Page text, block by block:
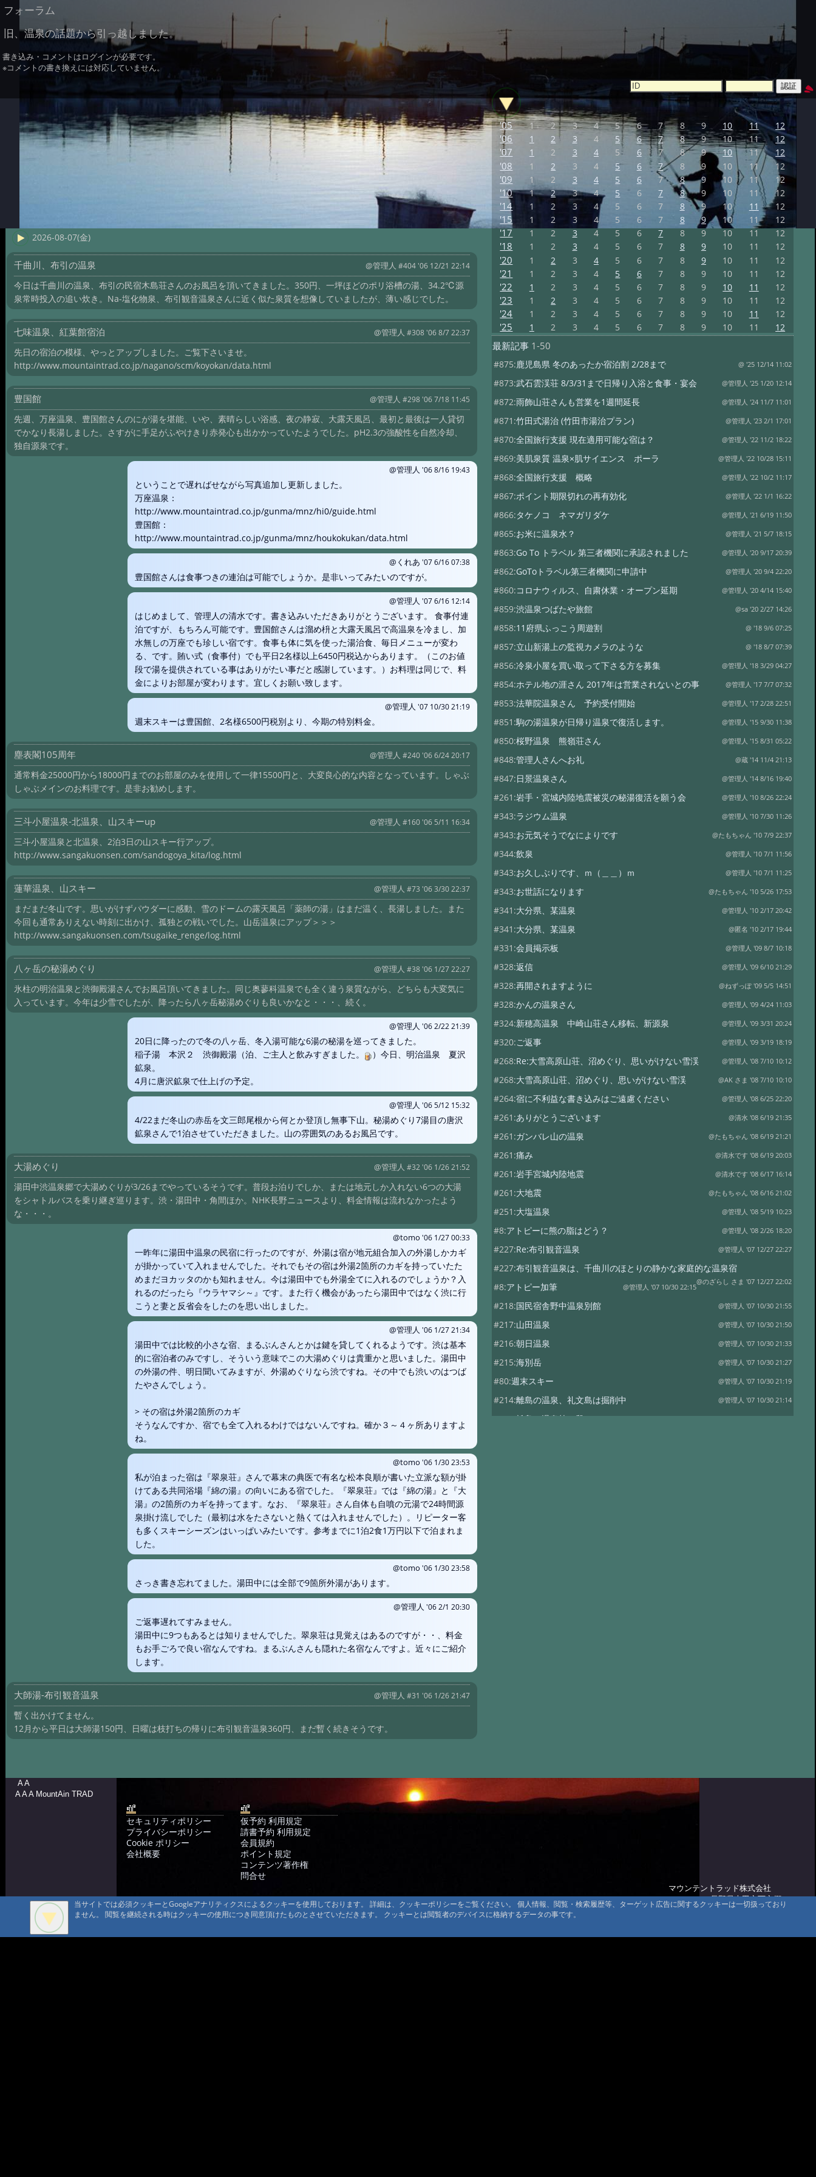
フォーラム
旧、温泉の話題から引っ越しました。
書き込み・コメントはログインが必要です。
※コメントの書き換えには対応していません。
2026-08-07(金)
千曲川、布引の温泉 @管理人 #404 '06 12/21 22:14
今日は千曲川の温泉、布引の民宿木島荘さんのお風呂を頂いてきました。350円、一坪ほどのポリ浴槽の湯、34.2℃源
泉常時投入の追い炊き。Na-塩化物泉、布引観音温泉さんに近く似た泉質を想像していましたが、薄い感じでした。
七味温泉、紅葉館宿泊 @管理人 #308 '06 8/7 22:37
先日の宿泊の模様、やっとアップしました。ご覧下さいませ。
http://www.mountaintrad.co.jp/nagano/scm/koyokan/data.html
豊国館 @管理人 #298 '06 7/18 11:45
先週、万座温泉、豊国館さんのにが湯を堪能、いや、素晴らしい浴感、夜の静寂、大露天風呂、最初と最後は一人貸切
でかなり長湯しました。さすがに手足がふやけきり赤発心も出かかっていたようでした。pH2.3の強酸性を自然冷却、
独自源泉です。
@管理人 '06 8/16 19:43
ということで遅ればせながら写真追加し更新しました。
万座温泉：
http://www.mountaintrad.co.jp/gunma/mnz/hi0/guide.html
豊国館：
http://www.mountaintrad.co.jp/gunma/mnz/houkokukan/data.html
@くれあ '07 6/16 07:38
豊国館さんは食事つきの連泊は可能でしょうか。是非いってみたいのですが。
@管理人 '07 6/16 12:14
はじめまして、管理人の清水です。書き込みいただきありがとうございます。 食事付連
泊ですが、もちろん可能です。豊国館さんは溜め枡と大露天風呂で高温泉を冷まし、加
水無しの万座でも珍しい宿です。食事も体に気を使った湯治食、毎日メニューが変わ
る、です。賄い式（食事付）でも平日2名様以上6450円税込からあります。（このお値
段で湯を提供されている事はありがたい事だと感謝しています。）お料理は同じで、料
金によりお部屋が変わります。宜しくお願い致します。
@管理人 '07 10/30 21:19
週末スキーは豊国館、2名様6500円税別より、今期の特別料金。
塵表閣105周年 @管理人 #240 '06 6/24 20:17
通常料金25000円から18000円までのお部屋のみを使用して一律15500円と、大変良心的な内容となっています。しゃぶ
しゃぶメインのお料理です。是非お勧めします。
三斗小屋温泉-北温泉、山スキーup @管理人 #160 '06 5/11 16:34
三斗小屋温泉と北温泉、2泊3日の山スキー行アップ。
http://www.sangakuonsen.com/sandogoya_kita/log.html
蓮華温泉、山スキー @管理人 #73 '06 3/30 22:37
まだまだ冬山です。思いがけずパウダーに感動、雪のドームの露天風呂「薬師の湯」はまだ温く、長湯しました。また
今回も通常ありえない時刻に出かけ、孤独との戦いでした。山岳温泉にアップ＞＞＞
http://www.sangakuonsen.com/tsugaike_renge/log.html
八ヶ岳の秘湯めぐり @管理人 #38 '06 1/27 22:27
氷柱の明治温泉と渋御殿湯さんでお風呂頂いてきました。同じ奥蓼科温泉でも全く違う泉質ながら、どちらも大変気に
入っています。今年は少雪でしたが、降ったら八ヶ岳秘湯めぐりも良いかなと・・・、続く。
@管理人 '06 2/22 21:39
20日に降ったので冬の八ヶ岳、冬入湯可能な6湯の秘湯を巡ってきました。
稲子湯 本沢２ 渋御殿湯（泊、ご主人と飲みすぎました。
）今日、明治温泉 夏沢
鉱泉。
4月に唐沢鉱泉で仕上げの予定。
@管理人 '06 5/12 15:32
4/22まだ冬山の赤岳を文三郎尾根から何とか登頂し無事下山。秘湯めぐり7湯目の唐沢
鉱泉さんで1泊させていただきました。山の雰囲気のあるお風呂です。
大湯めぐり @管理人 #32 '06 1/26 21:52
湯田中渋温泉郷で大湯めぐりが3/26までやっているそうです。普段お泊りでしか、または地元しか入れない6つの大湯
をシャトルバスを乗り継ぎ巡ります。渋・湯田中・角間ほか。NHK長野ニュースより、料金情報は流れなかったよう
な・・・。
@tomo '06 1/27 00:33
一昨年に湯田中温泉の民宿に行ったのですが、外湯は宿が地元組合加入の外湯しかカギ
が掛かっていて入れませんでした。それでもその宿は外湯2箇所のカギを持っていたた
めまだヨカッタのかも知れません。今は湯田中でも外湯全てに入れるのでしょうか？入
れるのだったら『ウラヤマシ～』です。また行く機会があったら湯田中ではなく渋に行
こうと妻と反省会をしたのを思い出しました。
@管理人 '06 1/27 21:34
湯田中では比較的小さな宿、まるぶんさんとかは鍵を貸してくれるようです。渋は基本
的に宿泊者のみですし、そういう意味でこの大湯めぐりは貴重かと思いました。湯田中
の外湯の件、明日聞いてみますが、外湯めぐりなら渋ですね。その中でも渋いのはつば
たやさんでしょう。
> その宿は外湯2箇所のカギ
そうなんですか、宿でも全て入れるわけではないんですね。確か３～４ヶ所ありますよ
ね。
@tomo '06 1/30 23:53
私が泊まった宿は『翠泉荘』さんで幕末の典医で有名な松本良順が書いた立派な額が掛
けてある共同浴場『綿の湯』の向いにある宿でした。『翠泉荘』では『綿の湯』と『大
湯』の2箇所のカギを持ってます。なお、『翠泉荘』さん自体も自噴の元湯で24時間源
泉掛け流しでした（最初は水をたさないと熱くては入れませんでした）。リピーター客
も多くスキーシーズンはいっぱいみたいです。参考までに1泊2食1万円以下で泊まれま
した。
@tomo '06 1/30 23:58
さっき書き忘れてました。湯田中には全部で9箇所外湯があります。
@管理人 '06 2/1 20:30
ご返事遅れてすみません。
湯田中に9つもあるとは知りませんでした。翠泉荘は見覚えはあるのですが・・、料金
もお手ごろで良い宿なんですね。まるぶんさんも隠れた名宿なんですよ。近々にご紹介
します。
大師湯-布引観音温泉 @管理人 #31 '06 1/26 21:47
暫く出かけてません。
12月から平日は大師湯150円、日曜は枝打ちの帰りに布引観音温泉360円、まだ暫く続きそうです。
'05 1 2 3 4 5 6 7 8 9 10 11 12
'06 1 2 3 4 5 6 7 8 9 10 11 12
'07 1 2 3 4 5 6 7 8 9 10 11 12
'08 1 2 3 4 5 6 7 8 9 10 11 12
'09 1 2 3 4 5 6 7 8 9 10 11 12
'10 1 2 3 4 5 6 7 8 9 10 11 12
'14 1 2 3 4 5 6 7 8 9 10 11 12
'15 1 2 3 4 5 6 7 8 9 10 11 12
'17 1 2 3 4 5 6 7 8 9 10 11 12
'18 1 2 3 4 5 6 7 8 9 10 11 12
'20 1 2 3 4 5 6 7 8 9 10 11 12
'21 1 2 3 4 5 6 7 8 9 10 11 12
'22 1 2 3 4 5 6 7 8 9 10 11 12
'23 1 2 3 4 5 6 7 8 9 10 11 12
'24 1 2 3 4 5 6 7 8 9 10 11 12
'25 1 2 3 4 5 6 7 8 9 10 11 12
最新記事1-50
#875:鹿児島県 冬のあったか宿泊割 2/28まで @ '25 12/14 11:02
#873:武石雲渓荘 8/3/31まで日帰り入浴と食事・宴会 @管理人 '25 1/20 12:14
#872:雨飾山荘さんも営業を1週間延長 @管理人 '24 11/7 11:01
#871:竹田式湯治 (竹田市湯治プラン) @管理人 '23 2/1 17:01
#870:全国旅行支援 現在適用可能な宿は？ @管理人 '22 11/2 18:22
#869:美肌泉質 温泉×肌サイエンス ポーラ @管理人 '22 10/28 15:11
#868:全国旅行支援 概略 @管理人 '22 10/2 11:17
#867:ポイント期限切れの再有効化 @管理人 '22 1/1 16:22
#866:タケノコ ネマガリダケ @管理人 '21 6/19 11:50
#865:お米に温泉水？ @管理人 '21 5/7 18:15
#863:Go To トラベル 第三者機関に承認されました @管理人 '20 9/17 20:39
#862:GoToトラベル第三者機関に申請中 @管理人 '20 9/4 22:20
#860:コロナウィルス、自粛休業・オープン延期 @管理人 '20 4/14 15:40
#859:渋温泉つばたや旅館 @sa '20 2/27 14:26
#858:11府県ふっこう周遊割 @ '18 9/6 07:25
#857:立山新湯上の監視カメラのような @ '18 8/7 07:39
#856:冷泉小屋を買い取って下さる方を募集 @管理人 '18 3/29 04:27
#854:ホテル地の涯さん 2017年は営業されないとの事 @管理人 '17 7/7 07:32
#853:法華院温泉さん 予約受付開始 @管理人 '17 2/28 22:51
#851:駒の湯温泉が日帰り温泉で復活します。 @管理人 '15 9/30 11:38
#850:桜野温泉 熊嶺荘さん @管理人 '15 8/31 05:22
#848:管理人さんへお礼 @蔵 '14 11/4 21:13
#847:日景温泉さん @管理人 '14 8/16 19:40
#261:岩手・宮城内陸地震被災の秘湯復活を願う会 @管理人 '10 8/26 22:24
#343:ラジウム温泉 @管理人 '10 7/30 11:26
#343:お元気そうでなによりです @たもちゃん '10 7/9 22:37
#344:飲泉 @管理人 '10 7/1 11:56
#343:お久しぶりです、ｍ（＿＿）ｍ @管理人 '10 7/1 11:25
#343:お世話になります @たもちゃん '10 5/26 17:53
#341:大分県、某温泉 @管理人 '10 2/17 20:42
#341:大分県、某温泉 @匿名 '10 2/17 19:44
#331:会員掲示板 @管理人 '09 8/7 10:18
#328:返信 @管理人 '09 6/10 21:29
#328:再開されますように @ねずっぽ '09 5/5 14:51
#328:かんの温泉さん @管理人 '09 4/24 11:03
#324:新穂高温泉 中崎山荘さん移転、新源泉 @管理人 '09 3/31 20:24
#320:ご返事 @管理人 '09 3/19 18:19
#268:Re:大雪高原山荘、沼めぐり、思いがけない雪渓 @管理人 '08 7/10 10:12
#268:大雪高原山荘、沼めぐり、思いがけない雪渓 @AK さま '08 7/10 10:10
#264:宿に不利益な書き込みはご遠慮ください @管理人 '08 6/25 22:20
#261:ありがとうございます @清水 '08 6/19 21:35
#261:ガンバレ山の温泉 @たもちゃん '08 6/19 21:21
#261:痛み @清水です '08 6/19 20:03
#261:岩手宮城内陸地震 @清水です '08 6/17 16:14
#261:大地震 @たもちゃん '08 6/16 21:02
#251:大塩温泉 @管理人 '08 5/19 10:23
#8:アトピーに熊の脂はどう？ @管理人 '08 2/26 18:20
#227:Re:布引観音温泉 @管理人 '07 12/27 22:27
#227:布引観音温泉は、千曲川のほとりの静かな家庭的な温泉宿
@のざらし さま '07 12/27 22:02
#8:アトピー加筆 @管理人 '07 10/30 22:15
#218:国民宿舎野中温泉別館 @管理人 '07 10/30 21:55
#217:山田温泉 @管理人 '07 10/30 21:50
#216:朝日温泉 @管理人 '07 10/30 21:33
#215:海別岳 @管理人 '07 10/30 21:27
#80:週末スキー @管理人 '07 10/30 21:19
#214:離島の温泉、礼文島は掘削中 @管理人 '07 10/30 21:14
#213:離島の温泉第一段
#12:湯田中外湯２ @tomo '06 1/30 23:58
湯田中外湯
@管理人 '06 1/26 21:47
#3:再掲載 @管理人 '05 12/5 20:32
A A
A A A MountAin TRAD
セキュリティポリシー
プライバシーポリシー
Cookie ポリシー
会社概要
仮予約 利用規定
請書予約 利用規定
会員規約
ポイント規定
コンテンツ著作権
問合せ
マウンテントラッド株式会社
〒386-1211 長野県上田市下之郷692
0268371176
当サイトでは必須クッキーとGoogleアナリティクスによるクッキーを使用しております。 詳細は、クッキーポリシーをご覧ください。 個人情報、閲覧・検索履歴等、ターゲット広告に関するクッキーは一切扱っており
ません。 閲覧を継続される時はクッキーの使用につき同意頂けたものとさせていただきます。 クッキーとは閲覧者のデバイスに格納するデータの事です。